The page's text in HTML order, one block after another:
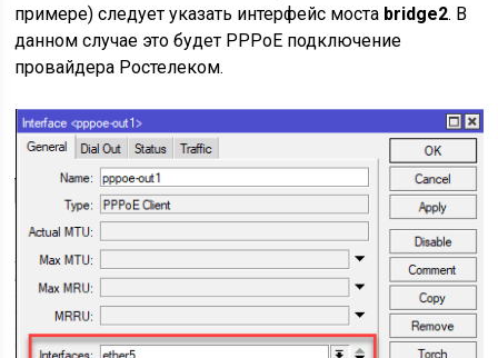
примере) следует указать интерфейс моста bridge2. В
данном случае это будет PPPoE подключение
провайдера Ростелеком.